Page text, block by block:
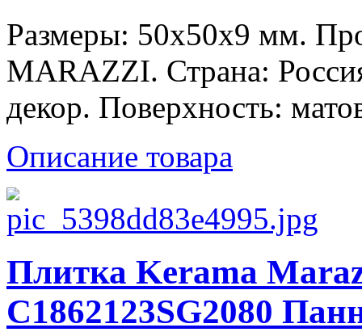
Размеры: 50x50x9 мм.
MARAZZI. Страна:
декор. Поверхность:
Описание товара
Плитка Kerama
C1862123SG2080